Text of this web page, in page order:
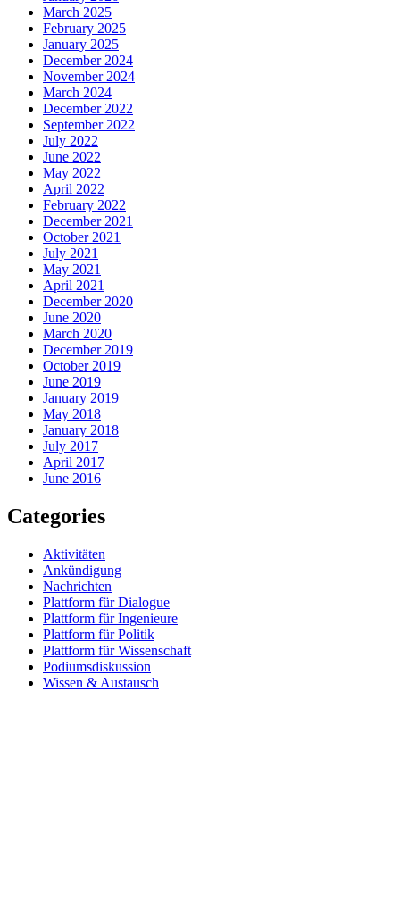
March 2025
February 2025
January 2025
December 2024
November 2024
March 2024
December 2022
September 2022
July 2022
June 2022
May 2022
April 2022
February 2022
December 2021
October 2021
July 2021
May 2021
April 2021
December 2020
June 2020
March 2020
December 2019
October 2019
June 2019
January 2019
May 2018
January 2018
July 2017
April 2017
June 2016
Categories
Aktivitäten
Ankündigung
Nachrichten
Plattform für Dialogue
Plattform für Ingenieure
Plattform für Politik
Plattform für Wissenschaft
Podiumsdiskussion
Wissen & Austausch